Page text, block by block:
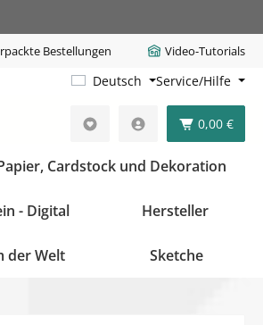
Bestellungen Video-Tutorials
Deutsch Service/Hilfe
0,00 €
Cardstock und Dekoration
- Digital Hersteller
der Welt Sketche